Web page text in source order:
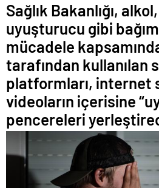
Sağlık Bakanlığı,
uyuşturucu gibi
mücadele
tarafından kullanılan
platformları, internet
videoların içerisine
pencereleri